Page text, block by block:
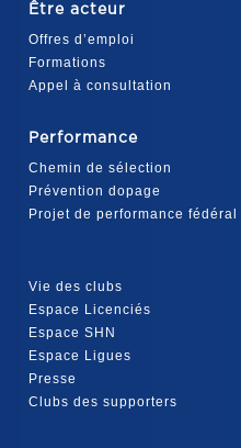
Être acteur
Offres d’emploi
Formations
Appel à consultation
Performance
Chemin de sélection
Prévention dopage
Projet de performance fédéral
Vie des clubs
Espace Licenciés
Espace SHN
Espace Ligues
Presse
Clubs des supporters